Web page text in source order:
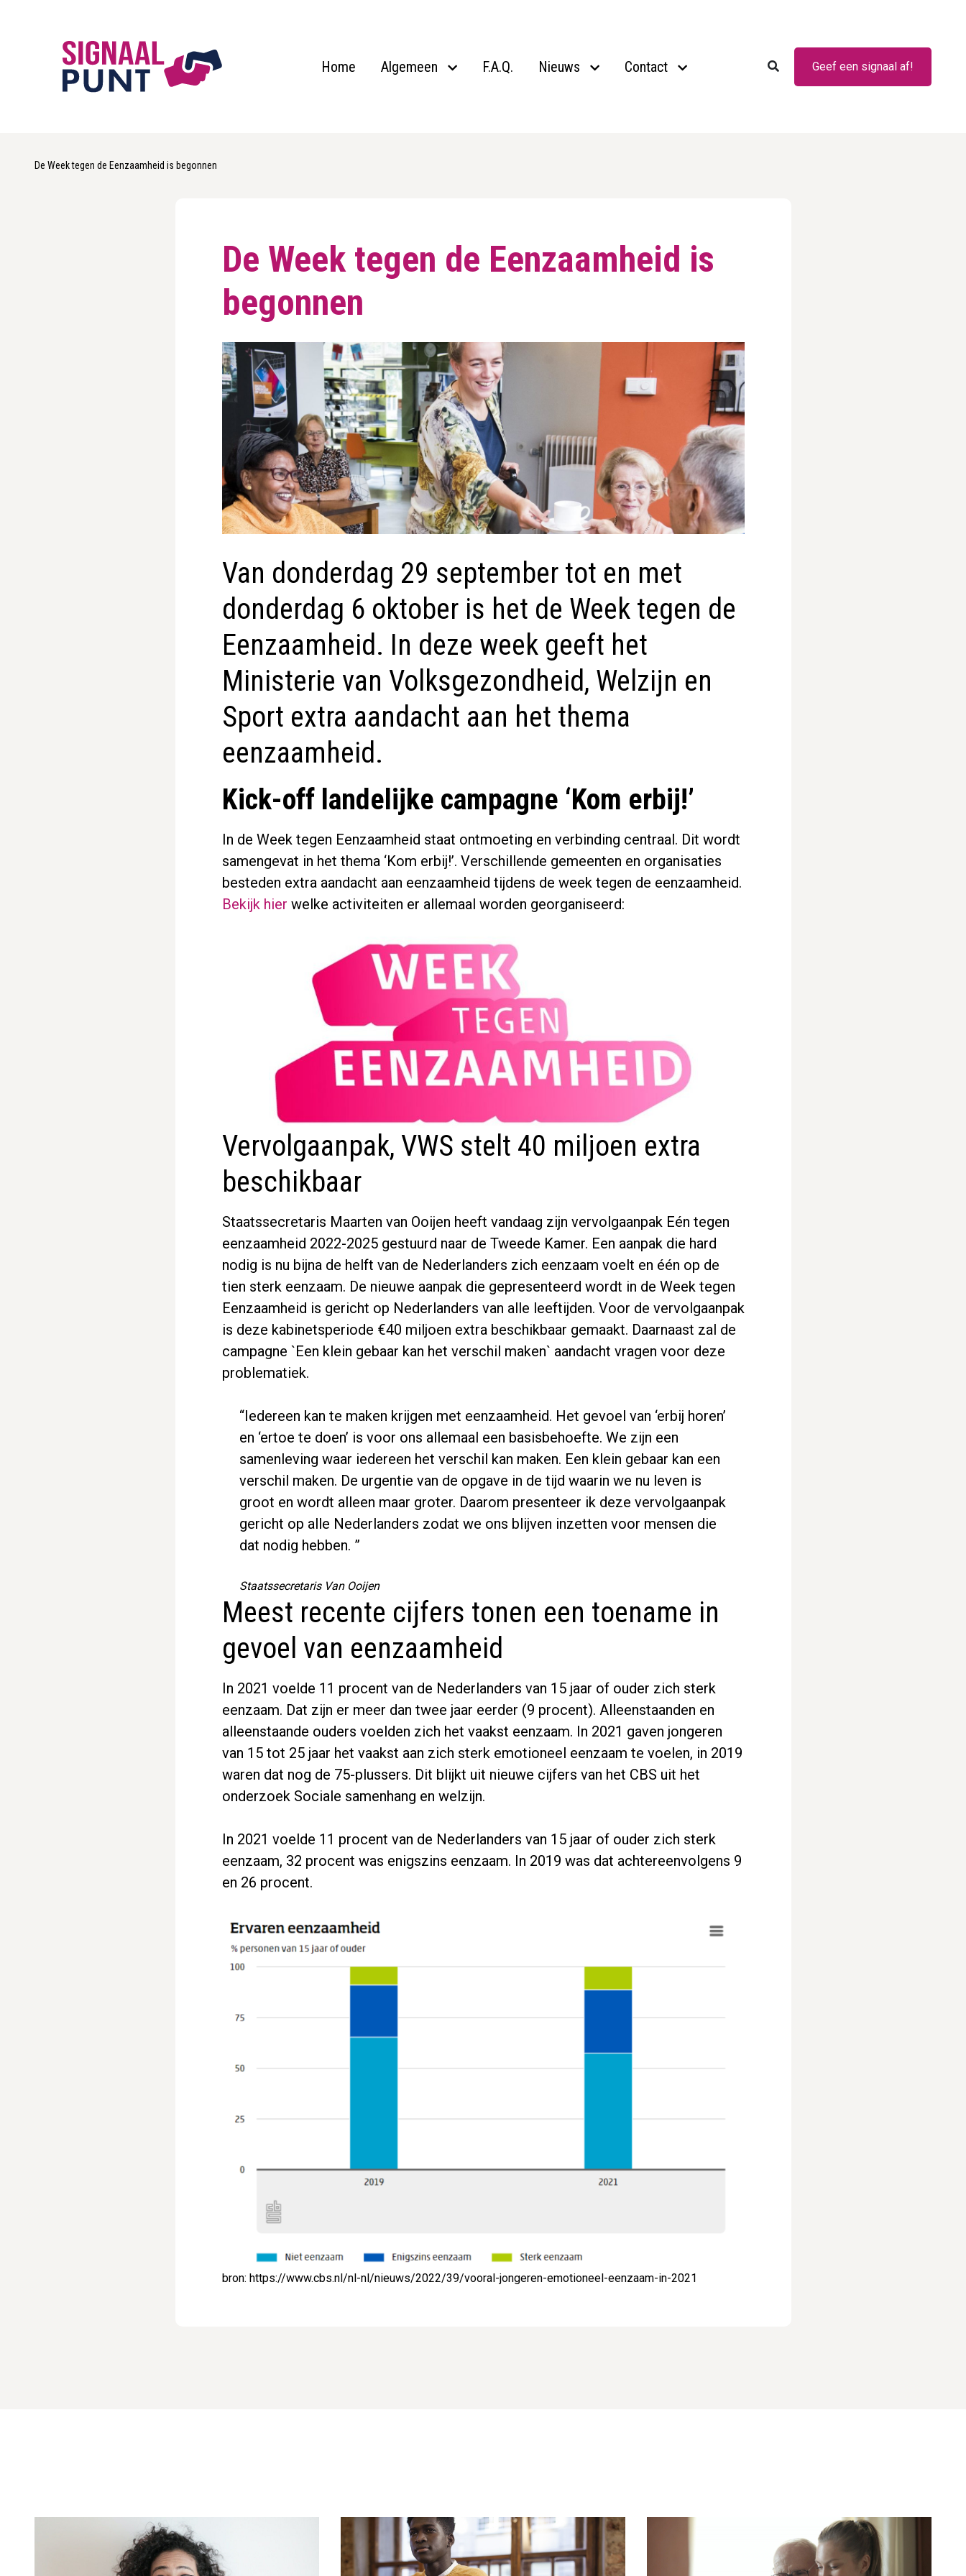
Home Algemeen F.A.Q. Nieuws Contact Geef een signaal af!
De Week tegen de Eenzaamheid is begonnen
De Week tegen de Eenzaamheid is
begonnen
Van donderdag 29 september tot en met
donderdag 6 oktober is het de Week tegen de
Eenzaamheid. In deze week geeft het
Ministerie van Volksgezondheid, Welzijn en
Sport extra aandacht aan het thema
eenzaamheid.
Kick-off landelijke campagne ‘Kom erbij!’
In de Week tegen Eenzaamheid staat ontmoeting en verbinding centraal. Dit wordt
samengevat in het thema ‘Kom erbij!’. Verschillende gemeenten en organisaties
besteden extra aandacht aan eenzaamheid tijdens de week tegen de eenzaamheid.
Bekijk hier welke activiteiten er allemaal worden georganiseerd:
Vervolgaanpak, VWS stelt 40 miljoen extra
beschikbaar
Staatssecretaris Maarten van Ooijen heeft vandaag zijn vervolgaanpak Eén tegen
eenzaamheid 2022-2025 gestuurd naar de Tweede Kamer. Een aanpak die hard
nodig is nu bijna de helft van de Nederlanders zich eenzaam voelt en één op de
tien sterk eenzaam. De nieuwe aanpak die gepresenteerd wordt in de Week tegen
Eenzaamheid is gericht op Nederlanders van alle leeftijden. Voor de vervolgaanpak
is deze kabinetsperiode €40 miljoen extra beschikbaar gemaakt. Daarnaast zal de
campagne `Een klein gebaar kan het verschil maken` aandacht vragen voor deze
problematiek.
“Iedereen kan te maken krijgen met eenzaamheid. Het gevoel van ‘erbij horen’
en ‘ertoe te doen’ is voor ons allemaal een basisbehoefte. We zijn een
samenleving waar iedereen het verschil kan maken. Een klein gebaar kan een
verschil maken. De urgentie van de opgave in de tijd waarin we nu leven is
groot en wordt alleen maar groter. Daarom presenteer ik deze vervolgaanpak
gericht op alle Nederlanders zodat we ons blijven inzetten voor mensen die
dat nodig hebben. ”
Staatssecretaris Van Ooijen
Meest recente cijfers tonen een toename in
gevoel van eenzaamheid
In 2021 voelde 11 procent van de Nederlanders van 15 jaar of ouder zich sterk
eenzaam. Dat zijn er meer dan twee jaar eerder (9 procent). Alleenstaanden en
alleenstaande ouders voelden zich het vaakst eenzaam. In 2021 gaven jongeren
van 15 tot 25 jaar het vaakst aan zich sterk emotioneel eenzaam te voelen, in 2019
waren dat nog de 75-plussers. Dit blijkt uit nieuwe cijfers van het CBS uit het
onderzoek Sociale samenhang en welzijn.
In 2021 voelde 11 procent van de Nederlanders van 15 jaar of ouder zich sterk
eenzaam, 32 procent was enigszins eenzaam. In 2019 was dat achtereenvolgens 9
en 26 procent.
bron: https://www.cbs.nl/nl-nl/nieuws/2022/39/vooral-jongeren-emotioneel-eenzaam-in-2021